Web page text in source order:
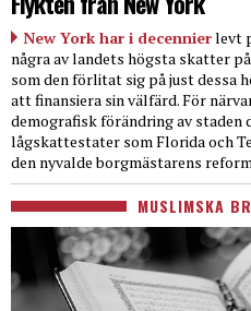
New York har i decennierlevt
några av landets högsta skatter
som den förlitat sig på just dessa
att finansiera sin välfärd. För
demografisk förändring av
lågskattestater som Florida och
den nyvalde borgmästarens
MUSLIMSKA